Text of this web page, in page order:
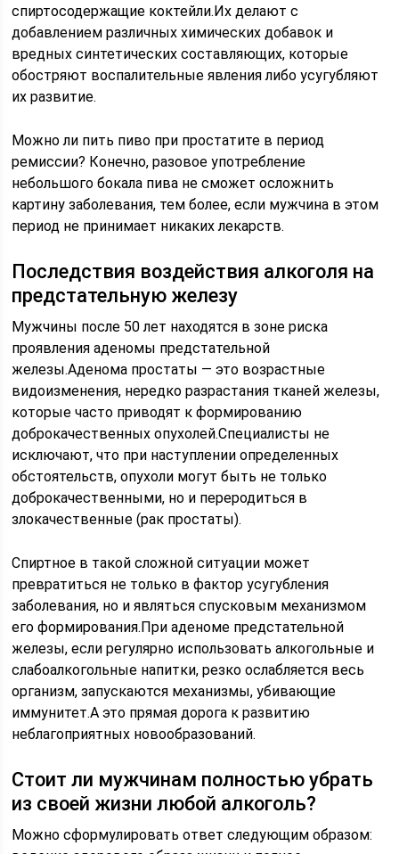
спиртосодержащие коктейли.Их делают с
добавлением различных химических добавок и
вредных синтетических составляющих, которые
обостряют воспалительные явления либо усугубляют
их развитие.
Можно ли пить пиво при простатите в период
ремиссии? Конечно, разовое употребление
небольшого бокала пива не сможет осложнить
картину заболевания, тем более, если мужчина в этом
период не принимает никаких лекарств.
Последствия воздействия алкоголя на
предстательную железу
Мужчины после 50 лет находятся в зоне риска
проявления аденомы предстательной
железы.Аденома простаты — это возрастные
видоизменения, нередко разрастания тканей железы,
которые часто приводят к формированию
доброкачественных опухолей.Специалисты не
исключают, что при наступлении определенных
обстоятельств, опухоли могут быть не только
доброкачественными, но и переродиться в
злокачественные (рак простаты).
Спиртное в такой сложной ситуации может
превратиться не только в фактор усугубления
заболевания, но и являться спусковым механизмом
его формирования.При аденоме предстательной
железы, если регулярно использовать алкогольные и
слабоалкогольные напитки, резко ослабляется весь
организм, запускаются механизмы, убивающие
иммунитет.А это прямая дорога к развитию
неблагоприятных новообразований.
Стоит ли мужчинам полностью убрать
из своей жизни любой алкоголь?
Можно сформулировать ответ следующим образом: